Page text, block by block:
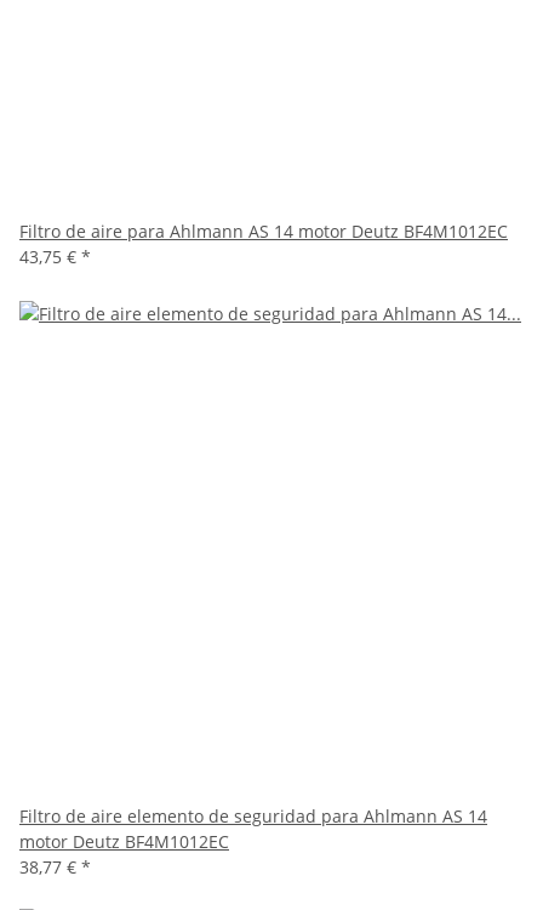
Filtro de aire para Ahlmann AS 14 motor Deutz BF4M1012EC
43,75 € *
Filtro de aire elemento de seguridad para Ahlmann AS 14
motor Deutz BF4M1012EC
38,77 € *